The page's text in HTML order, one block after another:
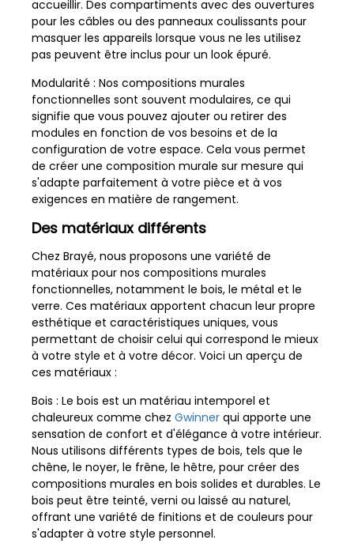
accueillir. Des compartiments avec des ouvertures
pour les câbles ou des panneaux coulissants pour
masquer les appareils lorsque vous ne les utilisez
pas peuvent être inclus pour un look épuré.
Modularité : Nos compositions murales
fonctionnelles sont souvent modulaires, ce qui
signifie que vous pouvez ajouter ou retirer des
modules en fonction de vos besoins et de la
configuration de votre espace. Cela vous permet
de créer une composition murale sur mesure qui
s'adapte parfaitement à votre pièce et à vos
exigences en matière de rangement.
Des matériaux différents
Chez Brayé, nous proposons une variété de
matériaux pour nos compositions murales
fonctionnelles, notamment le bois, le métal et le
verre. Ces matériaux apportent chacun leur propre
esthétique et caractéristiques uniques, vous
permettant de choisir celui qui correspond le mieux
à votre style et à votre décor. Voici un aperçu de
ces matériaux :
Bois : Le bois est un matériau intemporel et
chaleureux comme chez Gwinner qui apporte une
sensation de confort et d'élégance à votre intérieur.
Nous utilisons différents types de bois, tels que le
chêne, le noyer, le frêne, le hêtre, pour créer des
compositions murales en bois solides et durables. Le
bois peut être teinté, verni ou laissé au naturel,
offrant une variété de finitions et de couleurs pour
s'adapter à votre style personnel.